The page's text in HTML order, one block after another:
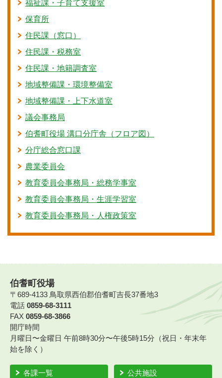
福祉課・子育て支援室
保育所
住民課（窓口）
住民課・税務室
住民課・地籍調査室
地域整備課・環境整備室
地域整備課・上下水道室
議会事務局
伯耆町役場 溝口分庁舎（フロア図）
分庁総合窓口課
農業委員会
教育委員会事務局・総務学事室
教育委員会事務局・生涯学習室
教育委員会事務局・人権政策室
伯耆町役場
〒689-4133 鳥取県西伯郡伯耆町吉長37番地3
電話 0859-68-3111
FAX 0859-68-3866
開庁時間
月曜日〜金曜日 午前8時30分〜午後5時15分（祝日・年末年
始を除く）
各課一覧 公共施設